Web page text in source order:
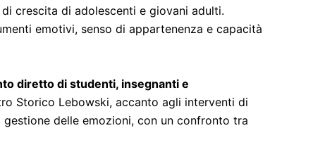
crescita di adolescenti e giovani adulti.
emotivi, senso di appartenenza e capacità
diretto di studenti, insegnanti e
Storico Lebowski, accanto agli interventi di
delle emozioni, con un confronto tra